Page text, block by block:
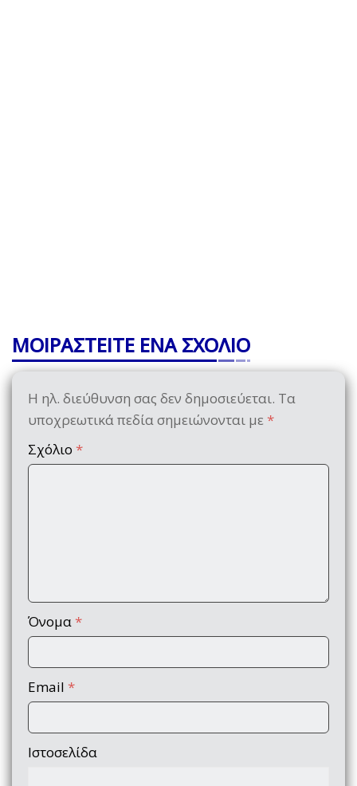
ΜΟΙΡΑΣΤΕΙΤΕ ΕΝΑ ΣΧΟΛΙΟ
Η ηλ. διεύθυνση σας δεν δημοσιεύεται. Τα
υποχρεωτικά πεδία σημειώνονται με *
Σχόλιο *
Όνομα *
Email *
Ιστοσελίδα